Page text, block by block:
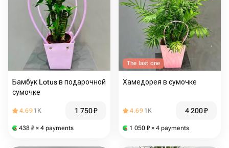
Бамбук Lotus в подарочной
сумочке
4.69 1K 1 750₽
438 ₽ × 4 payments
The last one
Хамедорея в сумочке
4.69 1K 4 200₽
1 050 ₽ × 4 payments